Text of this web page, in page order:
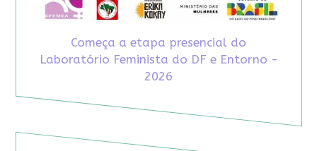
Começa a etapa presencial do
Laboratório Feminista do DF e Entorno -
2026